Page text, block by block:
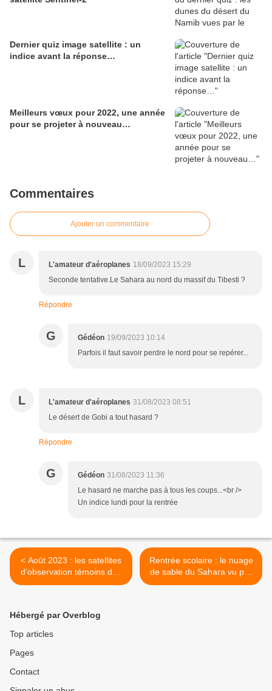
Dernier quiz image satellite : un
indice avant la réponse…
Meilleurs vœux pour 2022, une année
pour se projeter à nouveau…
Commentaires
Ajouter un commentaire
L L'amateur d'aéroplanes 18/09/2023 15:29
Seconde tentative.Le Sahara au nord du massif du Tibesti ?
Répondre
G Gédéon 19/09/2023 10:14
Parfois il faut savoir perdre le nord pour se repérer...
L L'amateur d'aéroplanes 31/08/2023 08:51
Le désert de Gobi a tout hasard ?
Répondre
G Gédéon 31/08/2023 11:36
Le hasard ne marche pas à tous les coups...<br />
Un indice lundi pour la rentrée
< Août 2023 : les satellites
d’observation témoins des
nouveaux incendies en
Rentrée scolaire : le nuage
de sable du Sahara vu par
les satellites d’observation
Hébergé par Overblog
Top articles
Pages
Contact